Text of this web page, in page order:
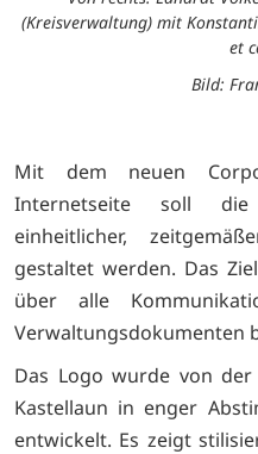
(Kreisverwaltung) mit
et
Bild:
Mit dem neuen
Internetseite soll die
einheitlicher,
gestaltet werden. Das
über alle
Verwaltungsdokumenten
Das Logo wurde von
Kastellaun in enger
entwickelt. Es zeigt